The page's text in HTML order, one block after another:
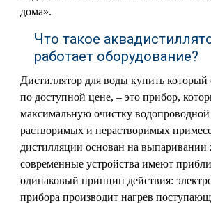
дома».
Что такое
работает оборудование?
Дистиллятор для воды купить
по доступной цене, – это прибор,
максимальную очистку
растворимых и нерастворимых
дистилляции основан на выпаривании
современные устройства имеют
одинаковый принцип действия:
прибора производит нагрев